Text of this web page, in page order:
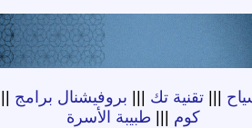
|||تقنية تك بروفيشنال برامج
كوم
طبيبة الأسرة